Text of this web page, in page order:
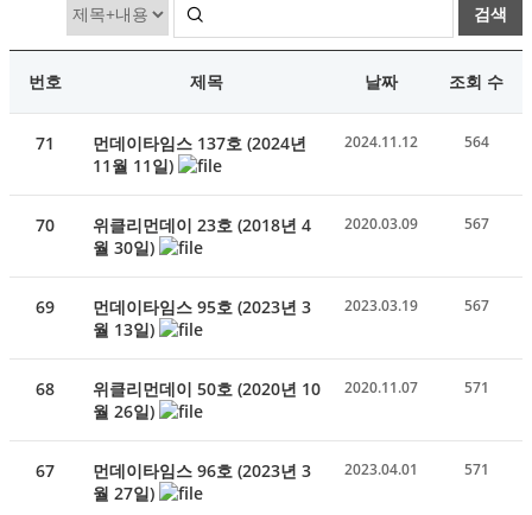
검색
번호 제목 날짜 조회 수
71
먼데이타임스 137호 (2024년
11월 11일)
2024.11.12 564
70
위클리먼데이 23호 (2018년 4
월 30일)
2020.03.09 567
69
먼데이타임스 95호 (2023년 3
월 13일)
2023.03.19 567
68
위클리먼데이 50호 (2020년 10
월 26일)
2020.11.07 571
67
먼데이타임스 96호 (2023년 3
월 27일)
2023.04.01 571